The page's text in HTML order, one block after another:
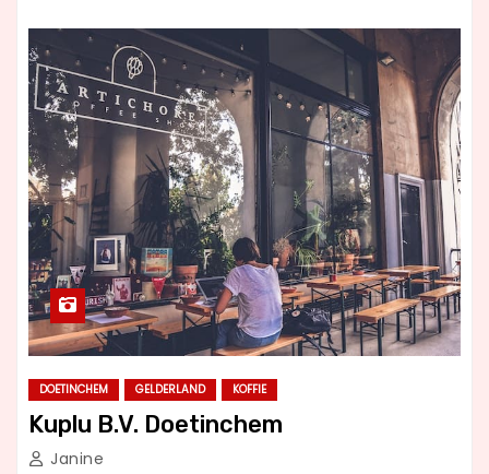
DOETINCHEM GELDERLAND KOFFIE
Kuplu B.V. Doetinchem
Janine